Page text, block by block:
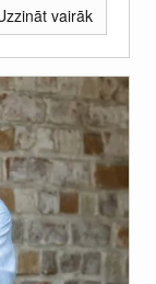
vairāk